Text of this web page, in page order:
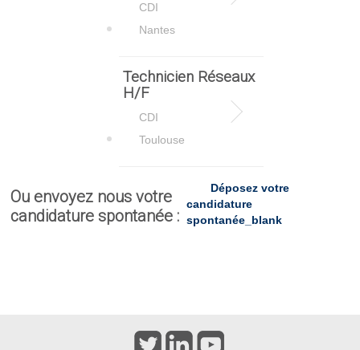
CDI
Nantes
Technicien Réseaux
H/F
CDI
Toulouse
Ou envoyez nous votre
candidature spontanée :
Déposez votre
candidature
spontanée_blank